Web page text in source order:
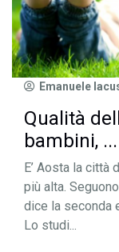
Emanuele
Qualità
bambini, ...
E’ Aosta la città
più alta.
dice la seconda
Lo studi...